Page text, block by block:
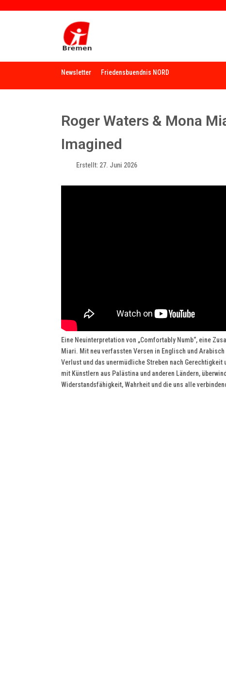
Newsletter Friedensbuendnis NORD
Roger Waters & Mona
Imagined
Erstellt: 27. Juni 2026
Eine Neuinterpretation von „Comfortably Numb“, eine
Miari. Mit neu verfassten Versen in Englisch und
Verlust und das unermüdliche Streben nach
mit Künstlern aus Palästina und anderen Ländern,
Widerstandsfähigkeit, Wahrheit und die uns alle